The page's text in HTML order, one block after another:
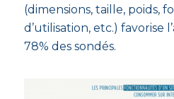
(dimensions, taille, poids,
d’utilisation, etc.) favorise
78% des sondés.